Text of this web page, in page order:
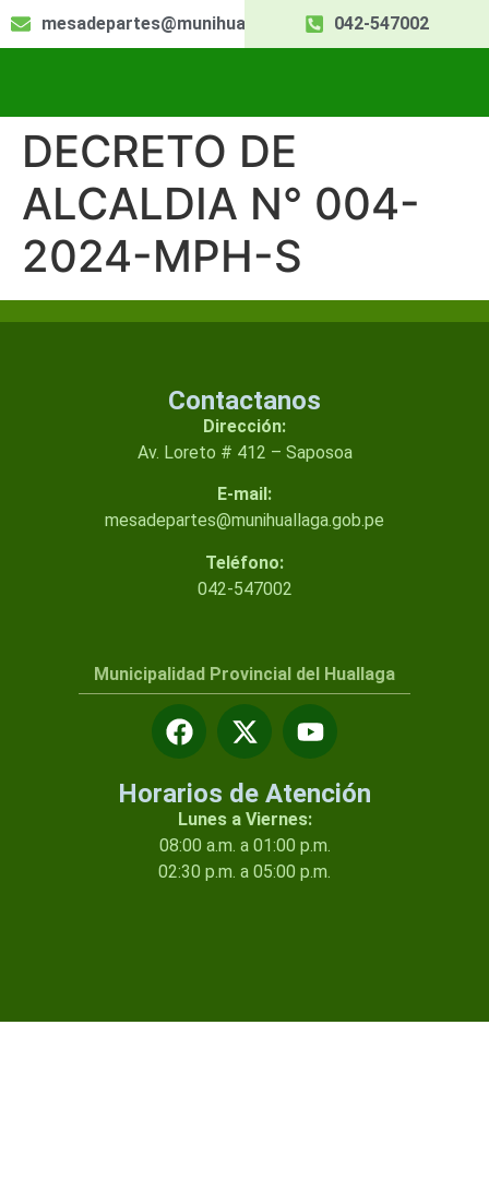
mesadepartes@munihuallaga.gob.pe042-547002
DECRETO DE
ALCALDIA N° 004-
2024-MPH-S
Contactanos
Dirección:
Av. Loreto # 412 – Saposoa
E-mail:
mesadepartes@munihuallaga.gob.pe
Teléfono:
042-547002
Municipalidad Provincial del Huallaga
Horarios de Atención
Lunes a Viernes:
08:00 a.m. a 01:00 p.m.
02:30 p.m. a 05:00 p.m.